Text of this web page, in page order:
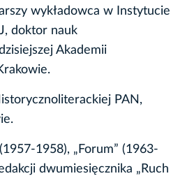
wykładowca w Instytucie
doktor nauk
Akademii
PAN,
1958), „Forum” (1963-
dwumiesięcznika „Ruch